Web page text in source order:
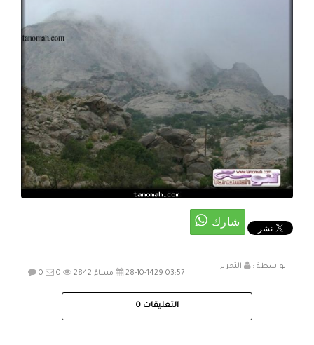
بواسطة :
التحرير
28-10-1429 03:57 مساءً
0 0 2842
التعليقات 0